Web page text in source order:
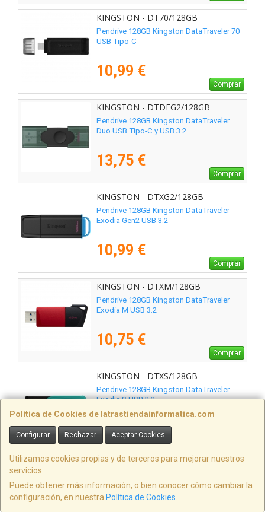
KINGSTON - DT70/128GB
Pendrive 128GB Kingston DataTraveler 70
USB Tipo-C
10,99 €
Comprar
KINGSTON - DTDEG2/128GB
Pendrive 128GB Kingston DataTraveler
Duo USB Tipo-C y USB 3.2
13,75 €
Comprar
KINGSTON - DTXG2/128GB
Pendrive 128GB Kingston DataTraveler
Exodia Gen2 USB 3.2
10,99 €
Comprar
KINGSTON - DTXM/128GB
Pendrive 128GB Kingston DataTraveler
Exodia M USB 3.2
10,75 €
Comprar
KINGSTON - DTXS/128GB
Pendrive 128GB Kingston DataTraveler
Exodia S USB 3.2
10,75 €
KINGSTON - DTX/128GB
Exodia USB 3.2
Política de Cookies de latrastiendainformatica.com
Configurar Rechazar Aceptar Cookies
Utilizamos cookies propias y de terceros para mejorar nuestros
servicios.
Puede obtener más información, o bien conocer cómo cambiar la
configuración, en nuestra Política de Cookies